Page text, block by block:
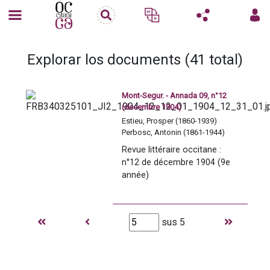
Explorar los documents (41 total)
Mont-Segur. - Annada 09, n°12
(decembre 1904)
Estieu, Prosper (1860-1939)
Perbosc, Antonin (1861-1944)
Revue littéraire occitane :
n°12 de décembre 1904 (9e
année)
sus 5